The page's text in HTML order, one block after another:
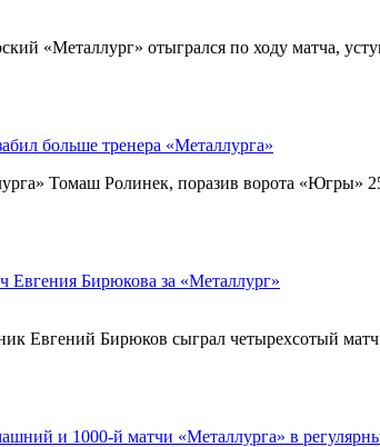
«Металлург» отыгрался по ходу матча,
больше тренера «Металлурга»
Томаш Ролинек, поразив ворота «Югры»
Бирюкова за «Металлург»
Евгений Бирюков сыграл четырехсотый
и 1000-й матчи «Металлурга» в